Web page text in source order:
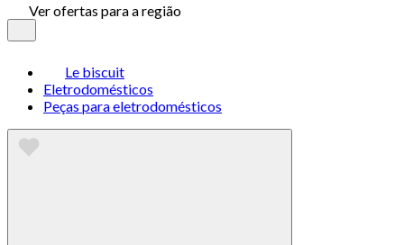
Ver ofertas para a região
Le biscuit
Eletrodomésticos
Peças para eletrodomésticos